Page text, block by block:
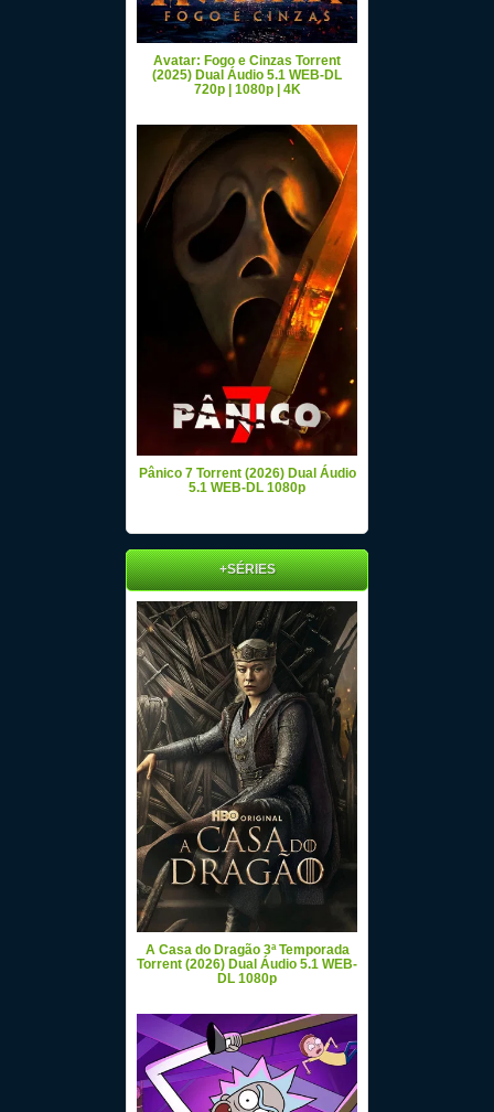
Avatar: Fogo e Cinzas Torrent
(2025) Dual Áudio 5.1 WEB-DL
720p | 1080p | 4K
Pânico 7 Torrent (2026) Dual Áudio
5.1 WEB-DL 1080p
+SÉRIES
A Casa do Dragão 3ª Temporada
Torrent (2026) Dual Áudio 5.1 WEB-
DL 1080p